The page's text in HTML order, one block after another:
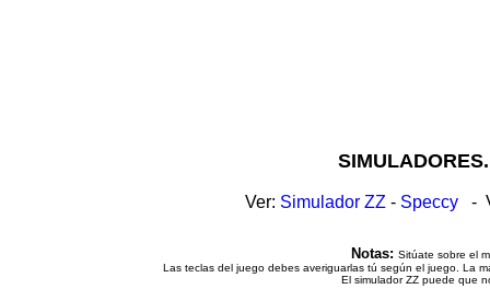
Ver: Simulador ZZ - Speccy -
Notas: Sitúate sobre el
Las teclas del juego debes averiguarlas tú según el juego. La
El simulador ZZ puede que